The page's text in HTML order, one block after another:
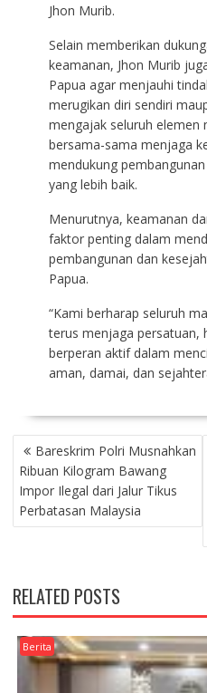
Jhon Murib.
Selain memberikan
keamanan, Jhon Murib
Papua agar menjauhi
merugikan diri sendiri
mengajak seluruh elemen
bersama-sama menjaga
mendukung
yang lebih baik.
Menurutnya, keamanan
faktor penting dalam
pembangunan dan
Papua.
“Kami berharap seluruh
terus menjaga persatuan,
berperan aktif dalam
aman, damai, dan
NAVIGASI
POSBareskrim Polri Musnahkan
Ribuan Kilogram Bawang
Impor Ilegal dari Jalur Tikus
Perbatasan Malaysia
RELATED POSTS
Berita